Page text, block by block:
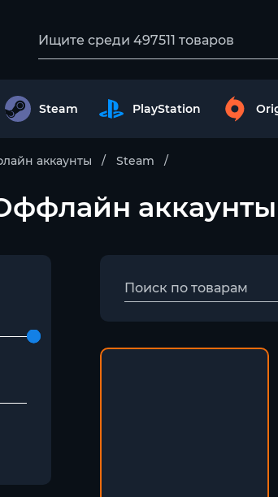
Steam PlayStation
аккаунты Steam